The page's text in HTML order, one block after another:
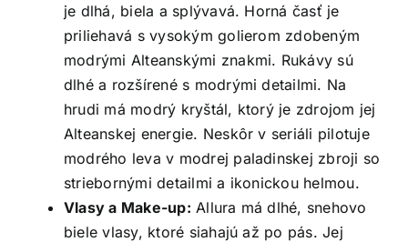
je dlhá, biela a splývavá. Horná časť je
priliehavá s vysokým golierom zdobeným
modrými Alteanskými znakmi. Rukávy sú
dlhé a rozšírené s modrými detailmi. Na
hrudi má modrý kryštál, ktorý je zdrojom jej
Alteanskej energie. Neskôr v seriáli pilotuje
modrého leva v modrej paladinskej zbroji so
striebornými detailmi a ikonickou helmou.
Vlasy a Make-up: Allura má dlhé, snehovo
biele vlasy, ktoré siahajú až po pás. Jej